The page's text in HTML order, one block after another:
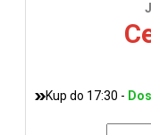
Kup do 17:30 -